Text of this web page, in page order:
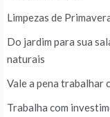
Limpezas de
Do jardim para sua
naturais
Vale a pena trabalhar
Trabalha com